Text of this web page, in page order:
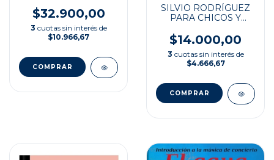
$32.900,00
3 cuotas sin interés de
$10.966,67
SILVIO RODRÍGUEZ
PARA CHICOS Y
$14.000,00
3 cuotas sin interés de
$4.666,67